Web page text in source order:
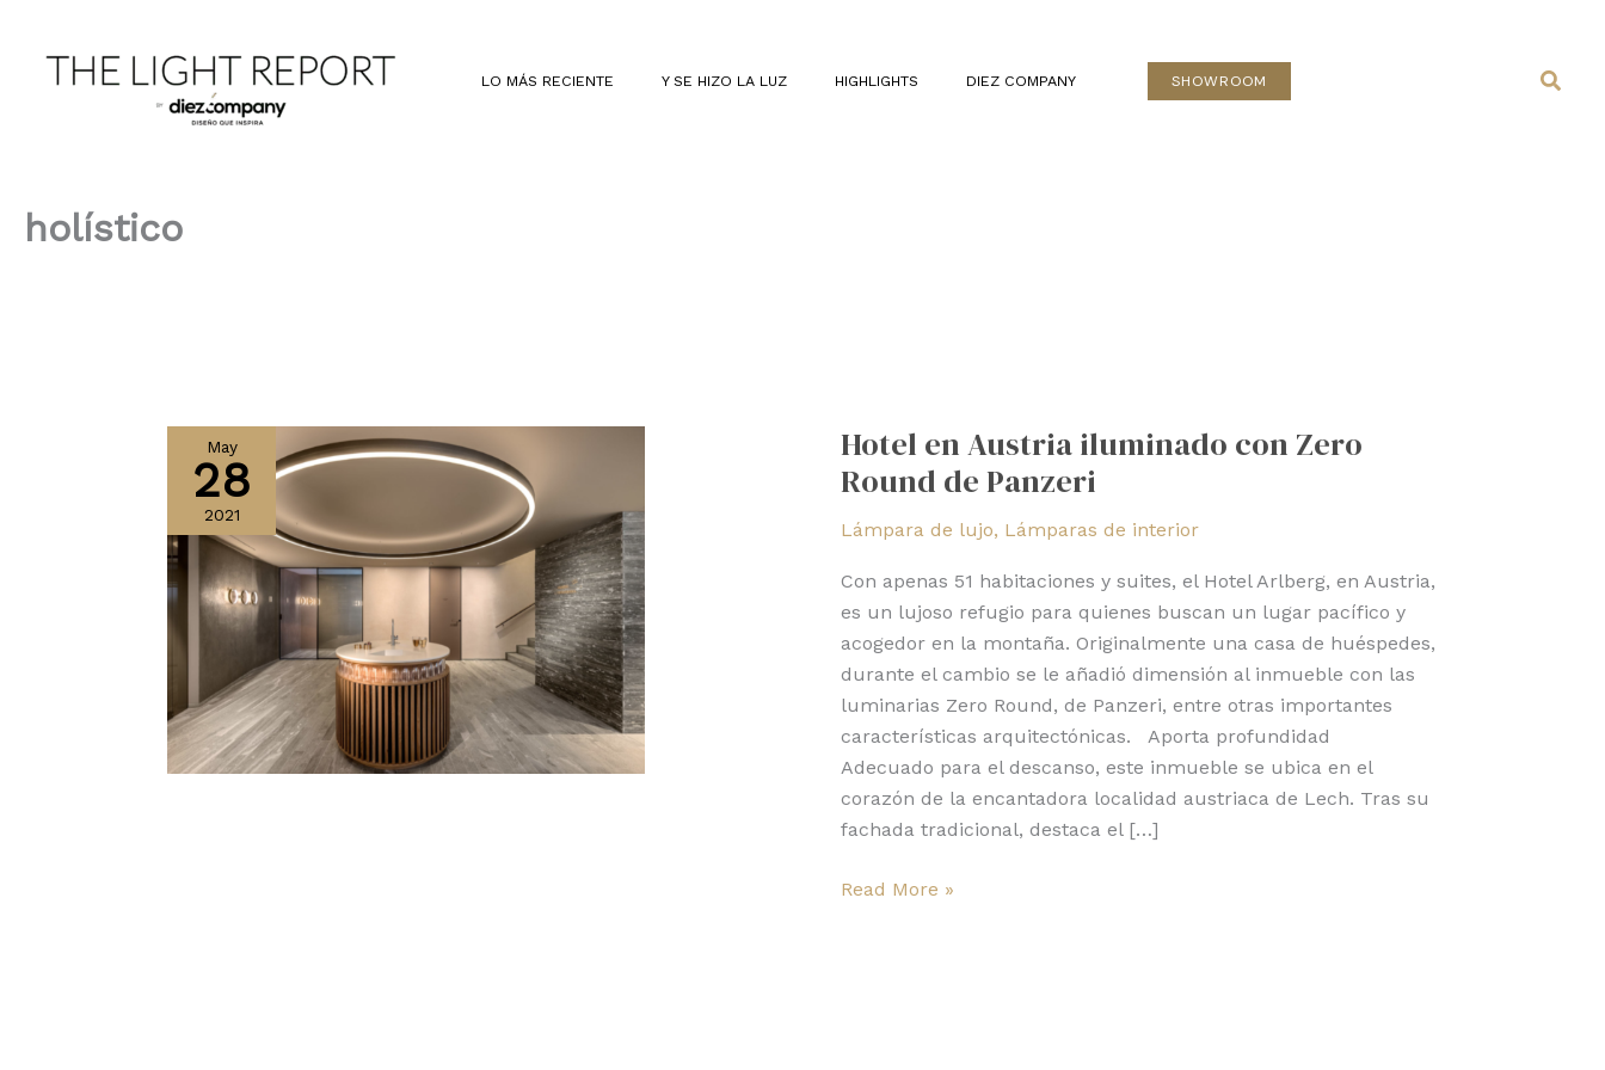
contenido
LO MÁS RECIENTE Y SE HIZO LA LUZ HIGHLIGHTS DIEZ COMPANY SHOWROOM
holístico
May
28
2021
Hotel en Austria iluminado con Zero
Round de Panzeri
Lámpara de lujo, Lámparas de interior
Con apenas 51 habitaciones y suites, el Hotel Arlberg, en Austria,
es un lujoso refugio para quienes buscan un lugar pacífico y
acogedor en la montaña. Originalmente una casa de huéspedes,
durante el cambio se le añadió dimensión al inmueble con las
luminarias Zero Round, de Panzeri, entre otras importantes
características arquitectónicas. Aporta profundidad
Adecuado para el descanso, este inmueble se ubica en el
corazón de la encantadora localidad austriaca de Lech. Tras su
fachada tradicional, destaca el […]
Austria
iluminado
Zero
Panzeri
Read More »